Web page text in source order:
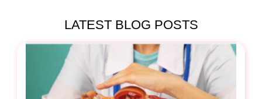
LATEST BLOG POSTS